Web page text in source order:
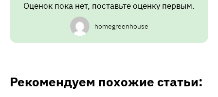
Оценок пока нет, поставьте оценку первым.
homegreenhouse
Рекомендуем похожие статьи: